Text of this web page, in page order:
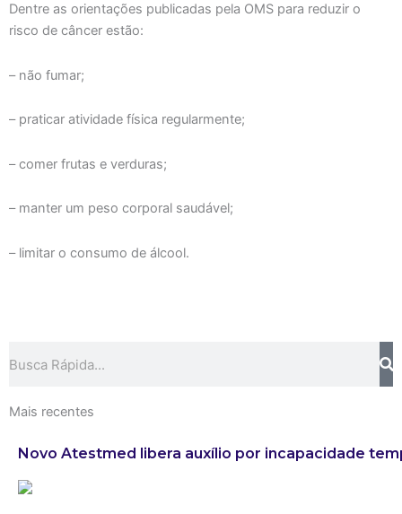
Dentre as orientações publicadas pela OMS para reduzir o
risco de câncer estão:
– não fumar;
– praticar atividade física regularmente;
– comer frutas e verduras;
– manter um peso corporal saudável;
– limitar o consumo de álcool.
Mais recentes
Novo Atestmed libera auxílio por incapacidade